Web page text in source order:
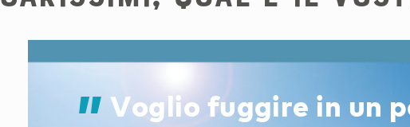
Voglio fuggire in un